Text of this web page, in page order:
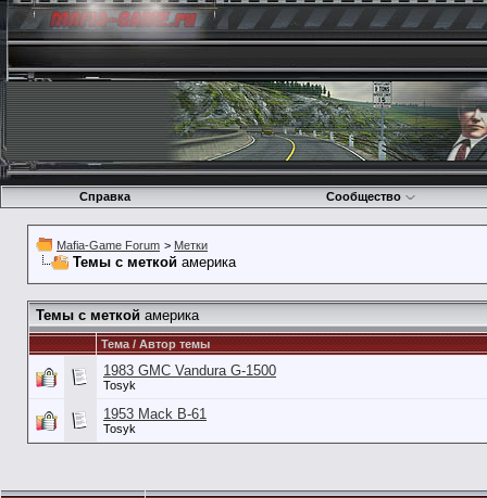
Справка Сообщество
Mafia-Game Forum > Метки
Темы с меткой америка
Темы с меткой америка
Тема / Автор темы
1983 GMC Vandura G-1500
Tosyk
1953 Mack B-61
Tosyk